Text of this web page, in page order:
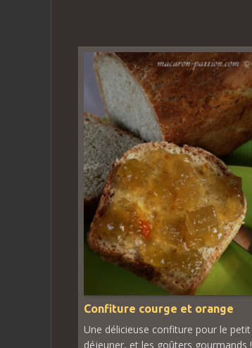
Confiture courge et orange
Une délicieuse confiture pour le petit
déjeuner, et les goûters gourmands !